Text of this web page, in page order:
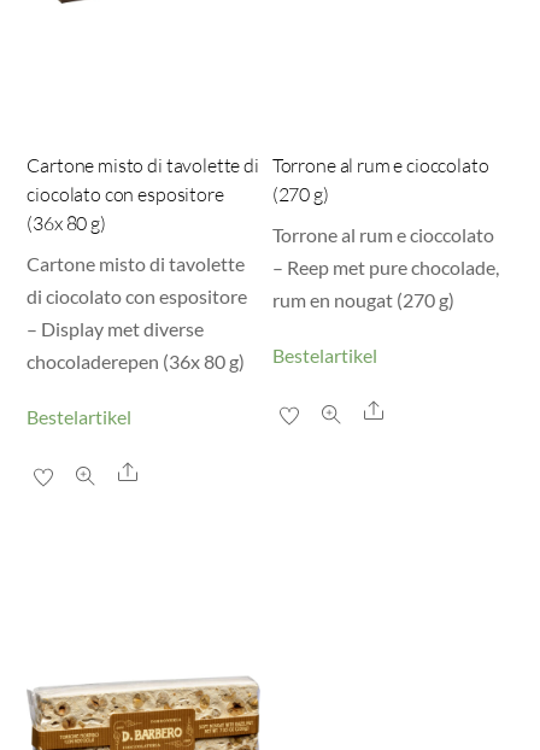
Cartone misto di tavolette di
ciocolato con espositore
(36x 80 g)
Cartone misto di tavolette
di ciocolato con espositore
– Display met diverse
chocoladerepen (36x 80 g)
Bestelartikel
Share
Torrone al rum e cioccolato
(270 g)
Torrone al rum e cioccolato
– Reep met pure chocolade,
rum en nougat (270 g)
Bestelartikel
Share